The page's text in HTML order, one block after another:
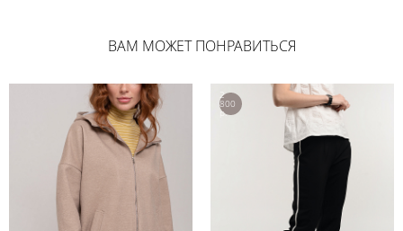
ВАМ МОЖЕТ ПОНРАВИТЬСЯ
2
800
р.